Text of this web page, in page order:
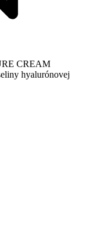
CREAM
hyalurónovej